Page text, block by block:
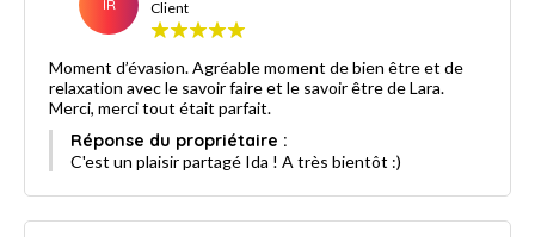
IR Client
Moment d’évasion. Agréable moment de bien être et de
relaxation avec le savoir faire et le savoir être de Lara.
Merci, merci tout était parfait.
Réponse du propriétaire :
C'est un plaisir partagé Ida ! A très bientôt :)